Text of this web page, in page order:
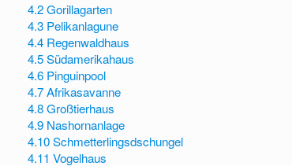
4.2 Gorillagarten
4.3 Pelikanlagune
4.4 Regenwaldhaus
4.5 Südamerikahaus
4.6 Pinguinpool
4.7 Afrikasavanne
4.8 Großtierhaus
4.9 Nashornanlage
4.10 Schmetterlingsdschungel
4.11 Vogelhaus